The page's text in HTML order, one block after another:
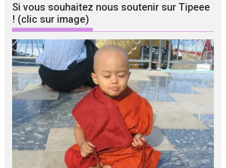
Si vous souhaitez nous soutenir sur Tipeee
! (clic sur image)